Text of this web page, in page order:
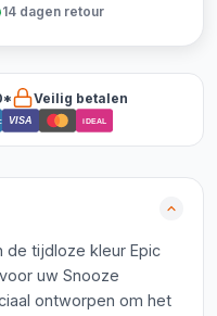
14 dagen retour
Veilig betalen
VISA iDEAL
de tijdloze kleur Epic
uw Snooze
ontworpen om het